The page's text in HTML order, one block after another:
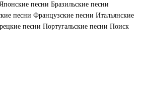
песни Бразильские песни
песни Французские песни Итальянские
песни Португальские песни Поиск